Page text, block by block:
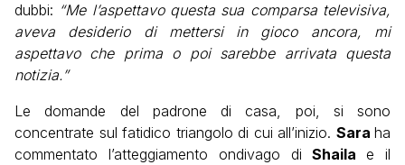
dubbi: “Me l’aspettavo questa sua comparsa televisiva,
aveva desiderio di mettersi in gioco ancora, mi
aspettavo che prima o poi sarebbe arrivata questa
notizia.”
Le domande del padrone di casa, poi, si sono
concentrate sul fatidico triangolo di cui all’inizio. Sara ha
commentato l’atteggiamento ondivago diShailae il